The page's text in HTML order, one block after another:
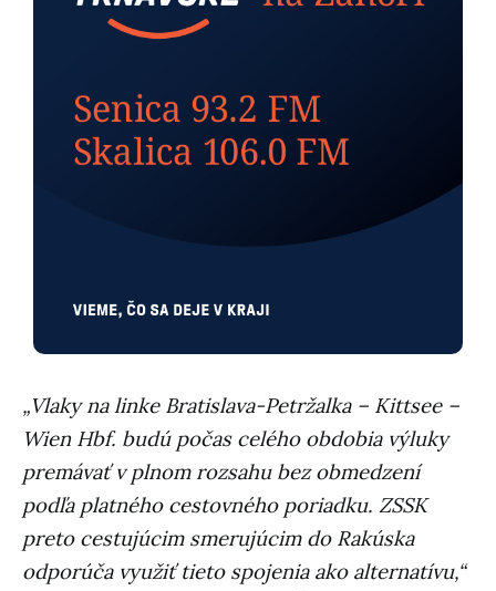
„Vlaky na linke Bratislava-Petržalka – Kittsee –
Wien Hbf. budú počas celého obdobia výluky
premávať v plnom rozsahu bez obmedzení
podľa platného cestovného poriadku. ZSSK
preto cestujúcim smerujúcim do Rakúska
odporúča využiť tieto spojenia ako alternatívu,“